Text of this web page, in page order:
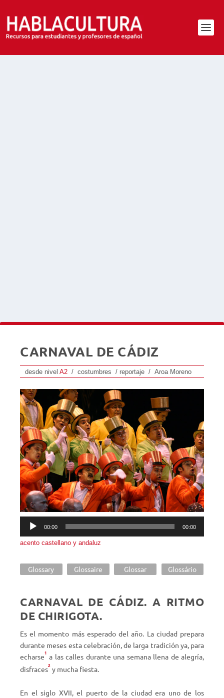
CARNAVAL DE CÁDIZ
desde nivel A2 / costumbres / reportaje / Aroa Moreno
Reproductor
audio
00:00 00:00
acento castellano y andaluz
Glossary Glossaire Glossar Glossário
CARNAVAL DE CÁDIZ. A RITMO
DE CHIRIGOTA.
Es el momento más esperado del año. La ciudad prepara
durante meses esta celebración, de larga tradición ya, para
echarse1 a las calles durante una semana llena de alegría,
disfraces2 y mucha fiesta.
En el siglo XVII, el puerto de la ciudad era uno de los